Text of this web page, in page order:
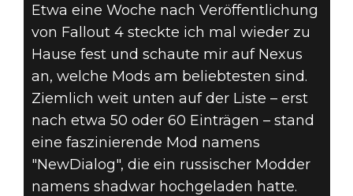
Etwa eine Woche nach Veröffentlichung
von Fallout 4 steckte ich mal wieder zu
Hause fest und schaute mir auf Nexus
an, welche Mods am beliebtesten sind.
Ziemlich weit unten auf der Liste – erst
nach etwa 50 oder 60 Einträgen – stand
eine faszinierende Mod namens
"NewDialog", die ein russischer Modder
namens shadwar hochgeladen hatte.